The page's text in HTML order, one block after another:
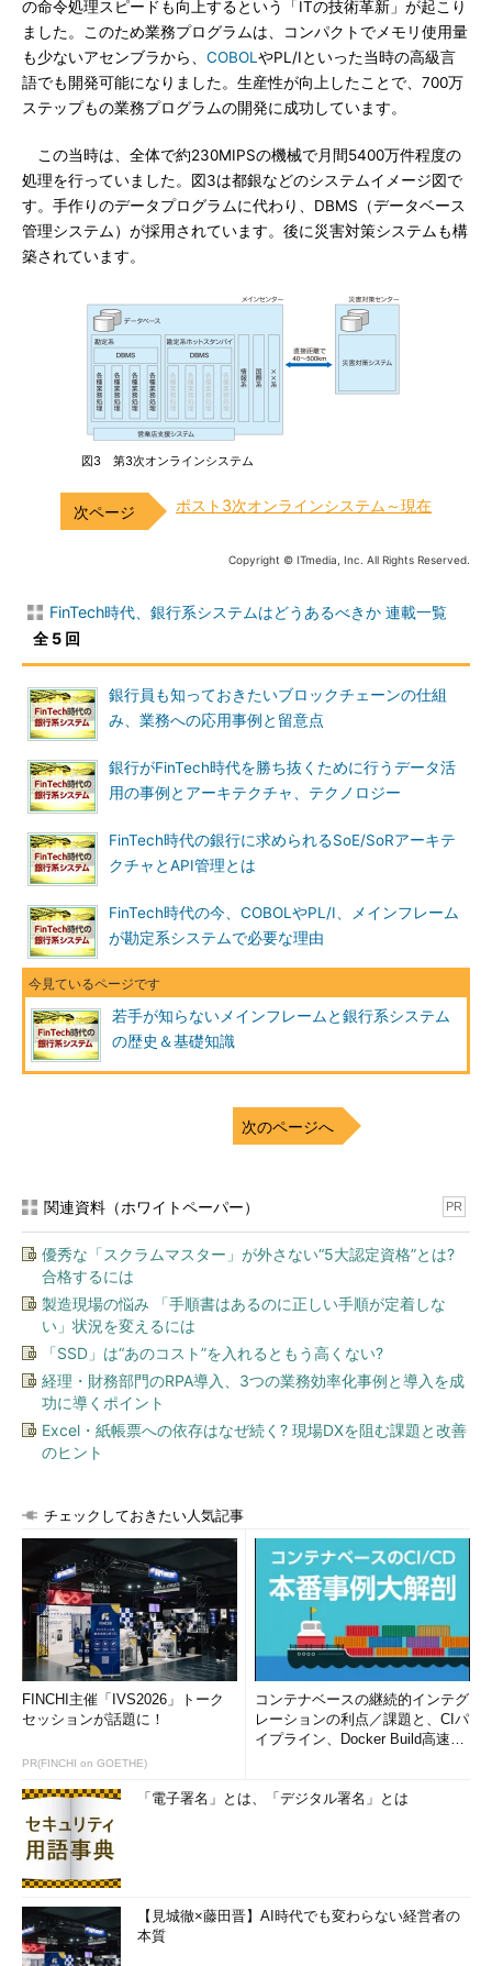
の命令処理スピードも向上するという「ITの技術革新」が起こり
ました。このため業務プログラムは、コンパクトでメモリ使用量
も少ないアセンブラから、 COBOL やPL/Iといった当時の高級言
語でも開発可能になりました。生産性が向上したことで、700万
ステップもの業務プログラムの開発に成功しています。
この当時は、全体で約230MIPSの機械で月間5400万件程度の
処理を行っていました。図3は都銀などのシステムイメージ図で
す。手作りのデータプログラムに代わり、DBMS（データベース
管理システム）が採用されています。後に災害対策システムも構
築されています。
図3 第3次オンラインシステム
ポスト3次オンラインシステム～現在
Copyright © ITmedia, Inc. All Rights Reserved.
FinTech時代、銀行系システムはどうあるべきか 連載一覧
全 5 回
銀行員も知っておきたいブロックチェーンの仕組
み、業務への応用事例と留意点
銀行がFinTech時代を勝ち抜くために行うデータ活
用の事例とアーキテクチャ、テクノロジー
FinTech時代の銀行に求められるSoE/SoRアーキテ
クチャとAPI管理とは
FinTech時代の今、COBOLやPL/I、メインフレーム
が勘定系システムで必要な理由
若手が知らないメインフレームと銀行系システム
の歴史＆基礎知識
次のページへ
関連資料（ホワイトペーパー） PR
優秀な「スクラムマスター」が外さない“5大認定資格”とは?
合格するには
製造現場の悩み 「手順書はあるのに正しい手順が定着しな
い」状況を変えるには
「SSD」は“あのコスト”を入れるともう高くない?
経理・財務部門のRPA導入、3つの業務効率化事例と導入を成
功に導くポイント
Excel・紙帳票への依存はなぜ続く? 現場DXを阻む課題と改善
のヒント
チェックしておきたい人気記事
FINCHI主催「IVS2026」トーク
セッションが話題に！
PR(FINCHI on GOETHE)
コンテナベースの継続的インテグ
レーションの利点／課題と、CIパ
イプライン、Docker Build高速化
「電子署名」とは、「デジタル署名」とは
【見城徹×藤田晋】AI時代でも変わらない経営者の
本質